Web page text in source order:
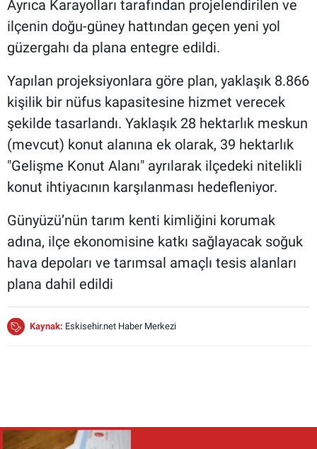
Ayrıca Karayolları tarafından projelendirilen ve
ilçenin doğu-güney hattından geçen yeni yol
güzergahı da plana entegre edildi.
Yapılan projeksiyonlara göre plan, yaklaşık 8.866
kişilik bir nüfus kapasitesine hizmet verecek
şekilde tasarlandı. Yaklaşık 28 hektarlık meskun
(mevcut) konut alanına ek olarak, 39 hektarlık
"Gelişme Konut Alanı" ayrılarak ilçedeki nitelikli
konut ihtiyacının karşılanması hedefleniyor.
Günyüzü’nün tarım kenti kimliğini korumak
adına, ilçe ekonomisine katkı sağlayacak soğuk
hava depoları ve tarımsal amaçlı tesis alanları
plana dahil edildi
Kaynak: Eskisehir.net Haber Merkezi